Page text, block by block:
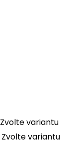
Zvolte variantu
Zvolte variantu